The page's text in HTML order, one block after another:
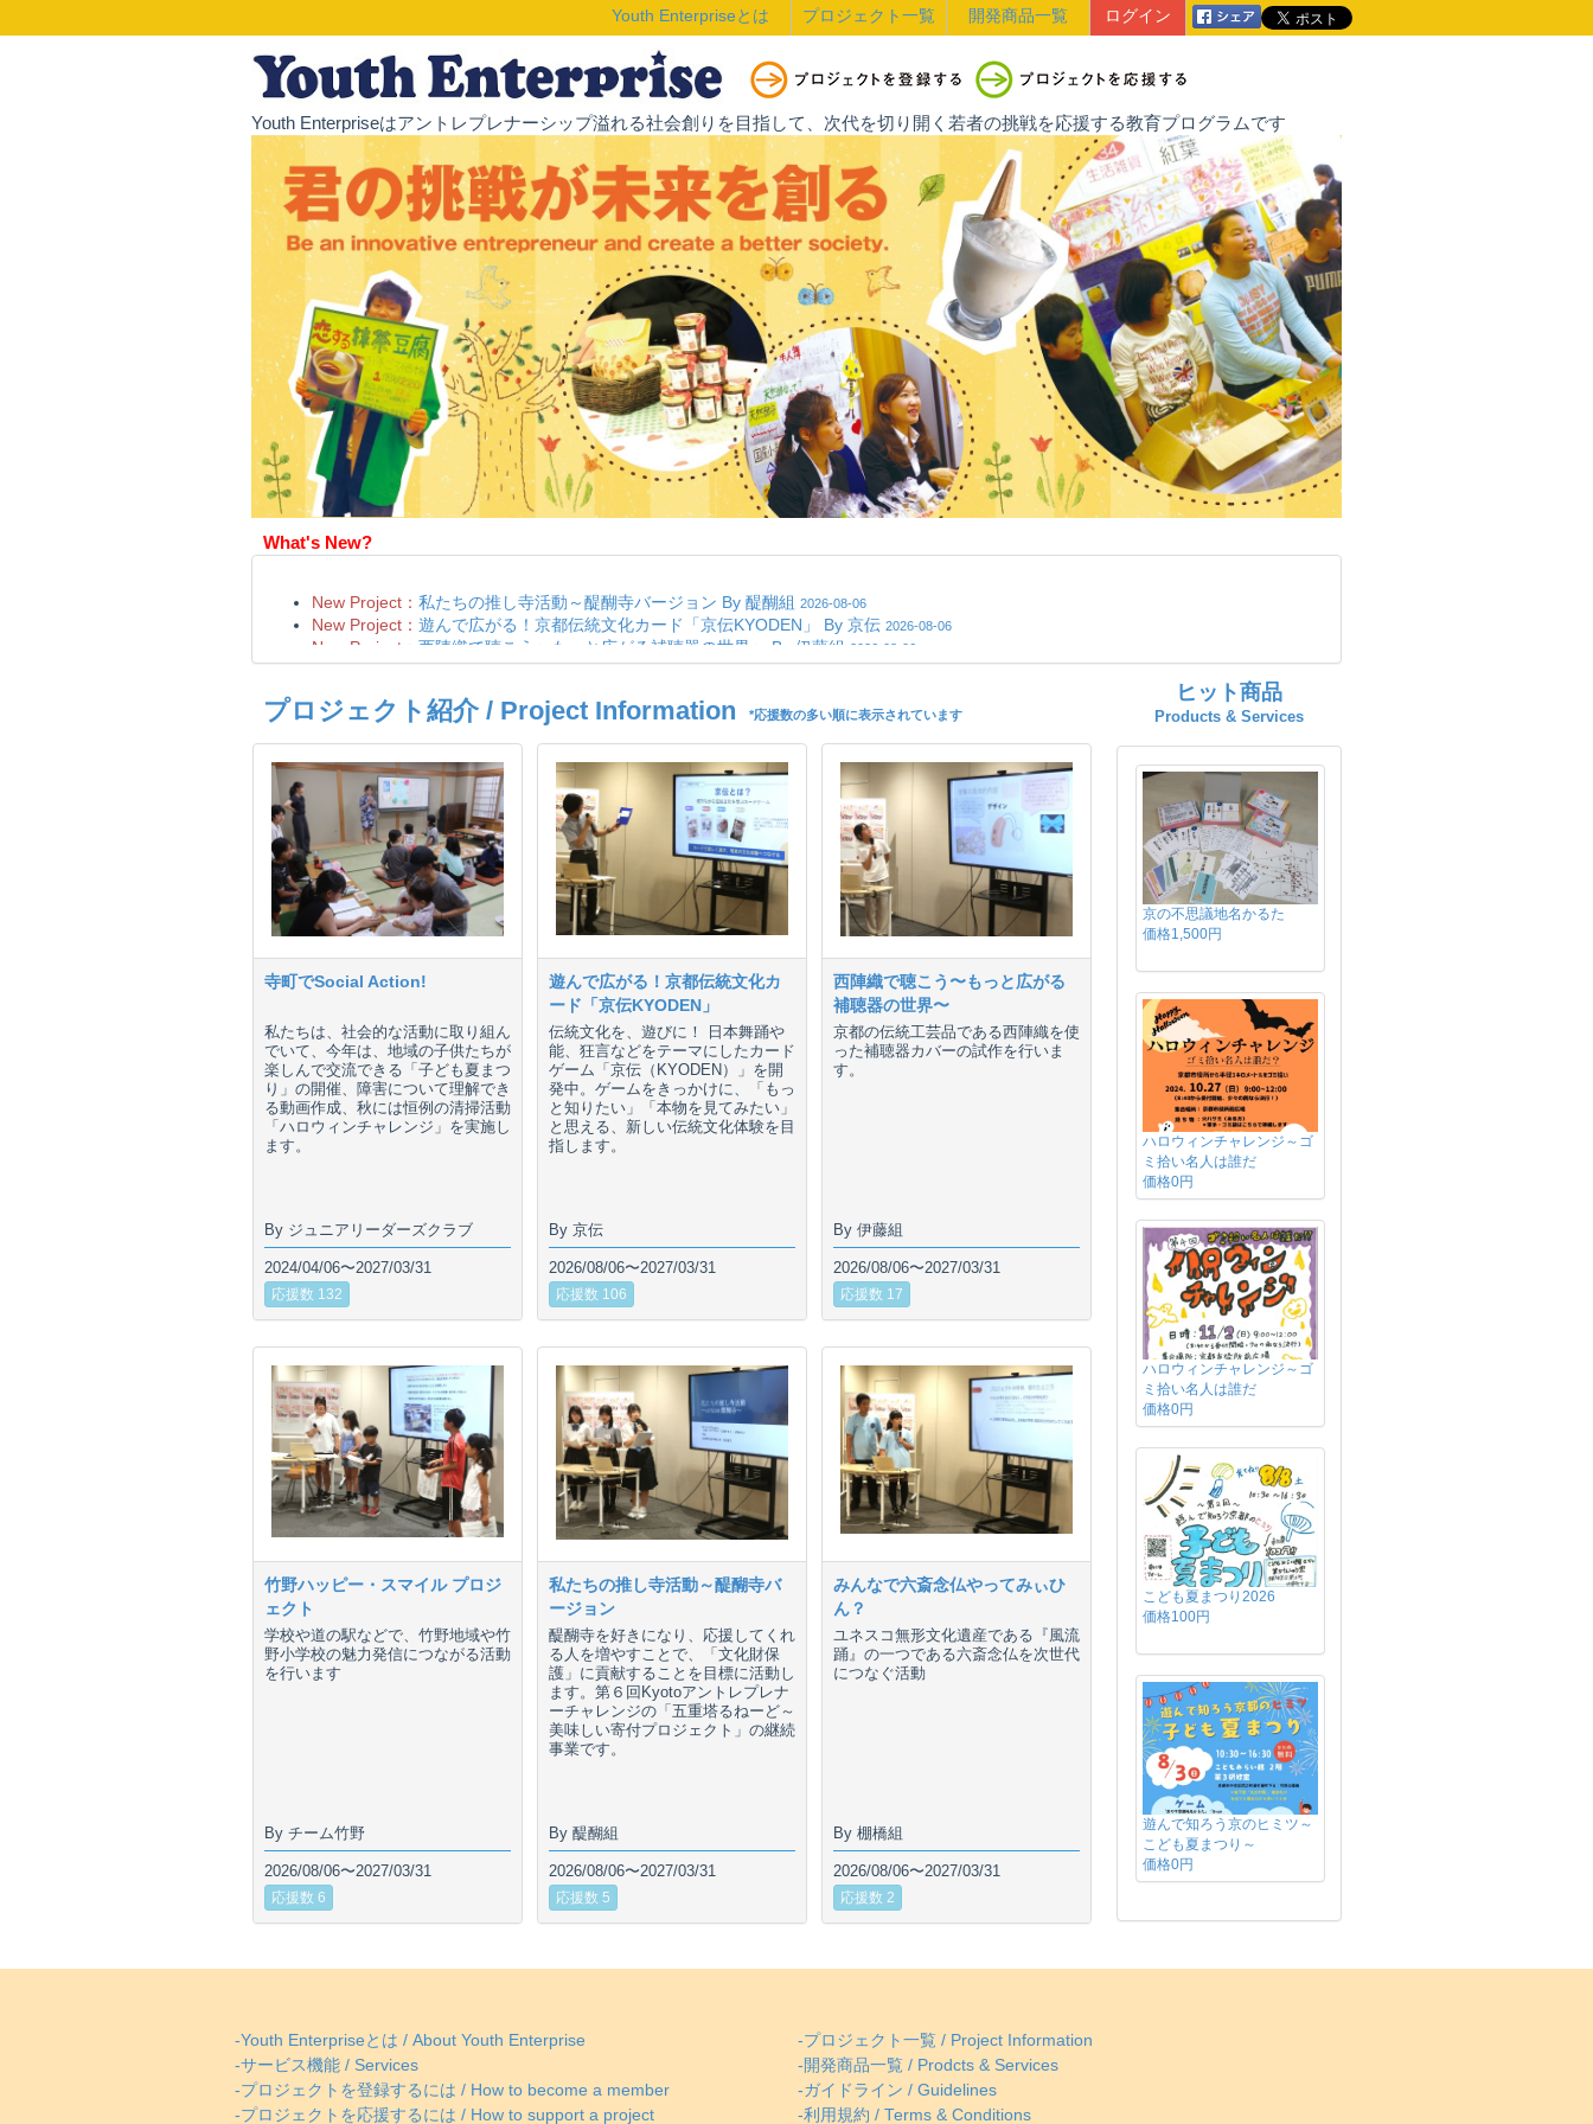
Youth Enterpriseとは プロジェクト一覧 開発商品一覧 ログイン
Youth Enterpriseはアントレプレナーシップ溢れる社会創りを目指して、次代を切り開く若者の挑戦を応援する教育プログラムです
What's New?
プロジェクト紹介 / Project Information *応援数の多い順に表示されています
寺町でSocial Action!
私たちは、社会的な活動に取り組ん
でいて、今年は、地域の子供たちが
楽しんで交流できる「子ども夏まつ
り」の開催、障害について理解でき
る動画作成、秋には恒例の清掃活動
「ハロウィンチャレンジ」を実施し
ます。
By ジュニアリーダーズクラブ
2024/04/06〜2027/03/31
応援数 132
遊んで広がる！京都伝統文化カ
ード「京伝KYODEN」
伝統文化を、遊びに！ 日本舞踊や
能、狂言などをテーマにしたカード
ゲーム「京伝（KYODEN）」を開
発中。ゲームをきっかけに、「もっ
と知りたい」「本物を見てみたい」
と思える、新しい伝統文化体験を目
指します。
By 京伝
2026/08/06〜2027/03/31
応援数 106
西陣織で聴こう〜もっと広がる
補聴器の世界〜
京都の伝統工芸品である西陣織を使
った補聴器カバーの試作を行いま
す。
By 伊藤組
2026/08/06〜2027/03/31
応援数 17
竹野ハッピー・スマイル プロジ
ェクト
学校や道の駅などで、竹野地域や竹
野小学校の魅力発信につながる活動
を行います
By チーム竹野
2026/08/06〜2027/03/31
応援数 6
私たちの推し寺活動～醍醐寺バ
ージョン
醍醐寺を好きになり、応援してくれ
る人を増やすことで、「文化財保
護」に貢献することを目標に活動し
ます。第６回Kyotoアントレプレナ
ーチャレンジの「五重塔るねーど～
美味しい寄付プロジェクト」の継続
事業です。
By 醍醐組
2026/08/06〜2027/03/31
応援数 5
みんなで六斎念仏やってみぃひ
ん？
ユネスコ無形文化遺産である『風流
踊』の一つである六斎念仏を次世代
につなぐ活動
By 棚橋組
2026/08/06〜2027/03/31
応援数 2
ヒット商品
Products & Services
京の不思議地名かるた
価格1,500円
ハロウィンチャレンジ～ゴ
ミ拾い名人は誰だ
価格0円
ハロウィンチャレンジ～ゴ
ミ拾い名人は誰だ
価格0円
こども夏まつり2026
価格100円
遊んで知ろう京のヒミツ～
こども夏まつり～
価格0円
-Youth Enterpriseとは / About Youth Enterprise
-プロジェクト一覧 / Project Information
-サービス機能 / Services
-開発商品一覧 / Prodcts & Services
-プロジェクトを登録するには / How to become a member
-ガイドライン / Guidelines
-プロジェクトを応援するには / How to support a project
-利用規約 / Terms & Conditions